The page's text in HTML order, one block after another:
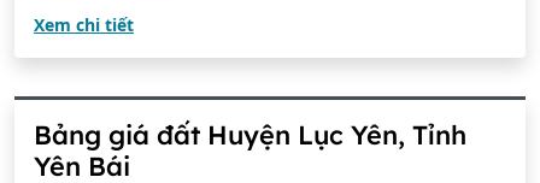
Xem chi tiết
Bảng giá đất Huyện Lục Yên, Tỉnh
Yên Bái